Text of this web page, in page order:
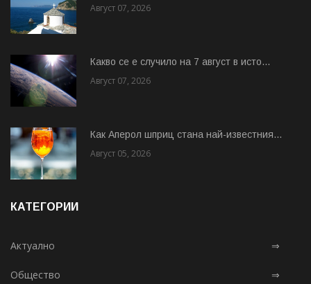
Август 07, 2026
Какво се е случило на 7 август в исто...
Август 07, 2026
Как Аперол шприц стана най-известния...
Август 05, 2026
КАТЕГОРИИ
Актуално ⇒
Общество ⇒